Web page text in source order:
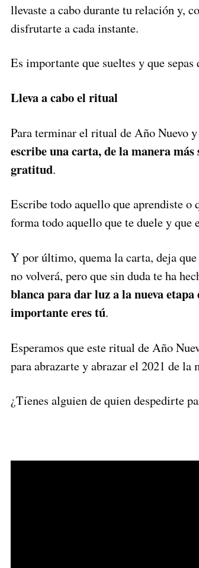
llevaste a cabo durante tu relación y,
disfrutarte a cada instante.
Es importante que sueltes y que sepas
Lleva a cabo el ritual
Para terminar el ritual de Año Nuevo
escribe una carta, de la manera
gratitud.
Escribe todo aquello que aprendiste o
forma todo aquello que te duele y que
Y por último, quema la carta, deja
no volverá, pero que sin duda te ha
blanca para dar luz a la nueva
importante eres tú.
Esperamos que este ritual de Año
para abrazarte y abrazar el 2021 de la
¿Tienes alguien de quien despedirte